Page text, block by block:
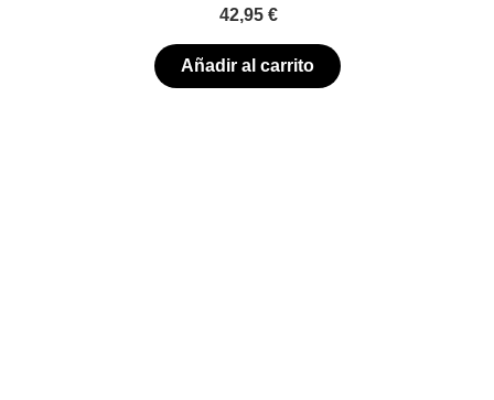
42,95 €
Añadir al carrito